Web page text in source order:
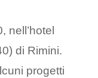
nell’hotel
di Rimini.
progetti